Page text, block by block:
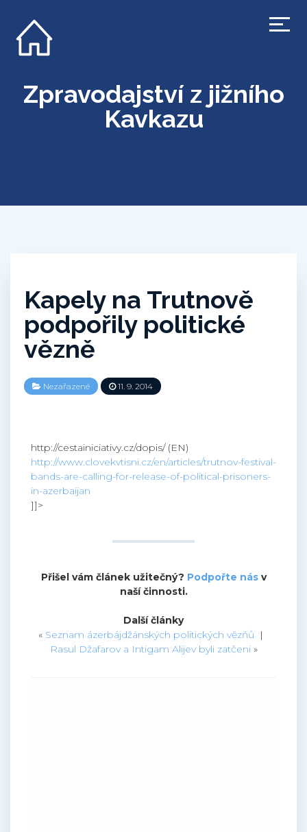
Zpravodajství z jižního
Kavkazu
Kapely na Trutnově
podpořily politické
vězně
Nezařazené 11. 9. 2014
http://cestainiciativy.cz/dopis/ (EN)
http://www.clovekvtisni.cz/en/articles/trutnov-festival-
bands-are-calling-for-release-of-political-prisoners-
in-azerbaijan
]]>
Přišel vám článek užitečný? Podpořte násv
naší činnosti.
Další články
« Seznam ázerbájdžánských politických vězňů |
Rasul Džafarov a Intigam Alijev byli zatčeni»